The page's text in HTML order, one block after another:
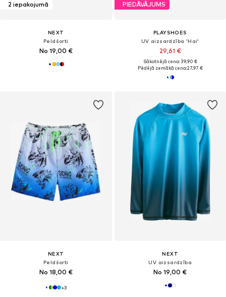
2 iepakojumā
NEXT
Peldšorti
No 19,00 €
PIEDĀVĀJUMS
PLAYSHOES
UV aizsardzība 'Hai'
29,61 €
Sākotnējā cena: 39,90 €
Pēdējā zemākā cena:27,97 €
NEXT
Peldšorti
No 18,00 €
+3
NEXT
UV aizsardzība
No 19,00 €